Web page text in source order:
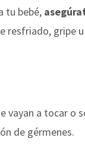
tu bebé,
resfriado, gripe
vayan a tocar o
de gérmenes.